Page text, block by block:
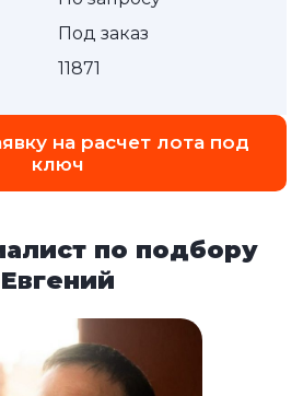
Под заказ
11871
на расчет лота под
ключ
по подбору
Евгений